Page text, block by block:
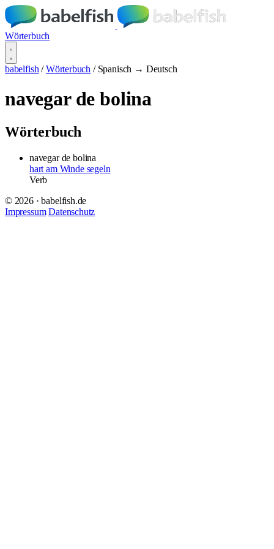
Wörterbuch
babelfish / Wörterbuch / Spanisch → Deutsch
navegar de bolina
Wörterbuch
navegar de bolina
hart am Winde segeln
Verb
© 2026 · babelfish.de
Impressum Datenschutz